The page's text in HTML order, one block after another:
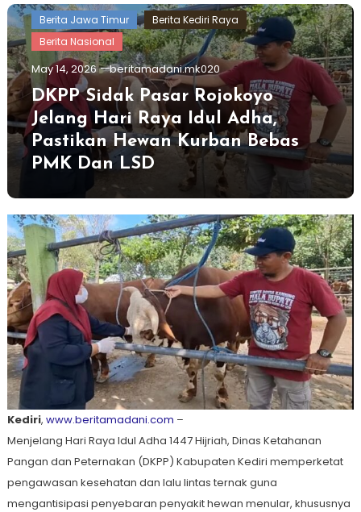
Berita Jawa Timur
Berita Kediri Raya
Berita Nasional
May 14, 2026 beritamadani.mk020
DKPP Sidak Pasar Rojokoyo
Jelang Hari Raya Idul Adha,
Pastikan Hewan Kurban Bebas
PMK Dan LSD
Kediri, www.beritamadani.com –
Menjelang Hari Raya Idul Adha 1447 Hijriah, Dinas Ketahanan
Pangan dan Peternakan (DKPP) Kabupaten Kediri memperketat
pengawasan kesehatan dan lalu lintas ternak guna
mengantisipasi penyebaran penyakit hewan menular, khususnya